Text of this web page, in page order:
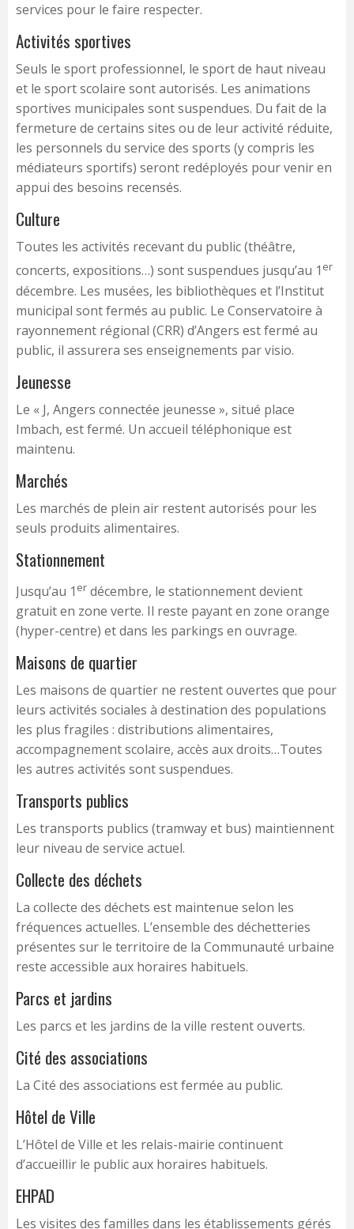
services pour le faire respecter.
Activités sportives
Seuls le sport professionnel, le sport de haut niveau
et le sport scolaire sont autorisés. Les animations
sportives municipales sont suspendues. Du fait de la
fermeture de certains sites ou de leur activité réduite,
les personnels du service des sports (y compris les
médiateurs sportifs) seront redéployés pour venir en
appui des besoins recensés.
Culture
Toutes les activités recevant du public (théâtre,
concerts, expositions…) sont suspendues jusqu’au 1 er
décembre. Les musées, les bibliothèques et l’Institut
municipal sont fermés au public. Le Conservatoire à
rayonnement régional (CRR) d’Angers est fermé au
public, il assurera ses enseignements par visio.
Jeunesse
Le « J, Angers connectée jeunesse », situé place
Imbach, est fermé. Un accueil téléphonique est
maintenu.
Marchés
Les marchés de plein air restent autorisés pour les
seuls produits alimentaires.
Stationnement
Jusqu’au 1 er décembre, le stationnement devient
gratuit en zone verte. Il reste payant en zone orange
(hyper-centre) et dans les parkings en ouvrage.
Maisons de quartier
Les maisons de quartier ne restent ouvertes que pour
leurs activités sociales à destination des populations
les plus fragiles : distributions alimentaires,
accompagnement scolaire, accès aux droits…Toutes
les autres activités sont suspendues.
Transports publics
Les transports publics (tramway et bus) maintiennent
leur niveau de service actuel.
Collecte des déchets
La collecte des déchets est maintenue selon les
fréquences actuelles. L’ensemble des déchetteries
présentes sur le territoire de la Communauté urbaine
reste accessible aux horaires habituels.
Parcs et jardins
Les parcs et les jardins de la ville restent ouverts.
Cité des associations
La Cité des associations est fermée au public.
Hôtel de Ville
L’Hôtel de Ville et les relais-mairie continuent
d’accueillir le public aux horaires habituels.
EHPAD
Les visites des familles dans les établissements gérés